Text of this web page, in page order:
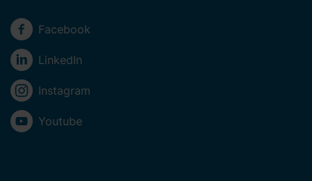
Sociala medier
Facebook
LinkedIn
Instagram
Youtube